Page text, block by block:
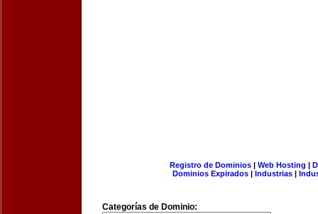
Registro de Dominios| Web Hosting |
Dominios Expirados | Industrias |
Categorías de Dominio: